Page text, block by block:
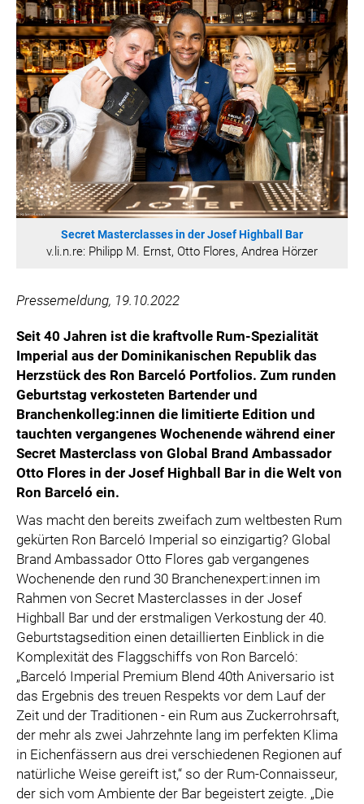
Ron Barceló
Costa Coffee
Glendalough
Caffè Vergnano
Naked Malt
Finlandia
RÖMERQUELLE
ÖSTERREICHISCHE SPORTHILFE
KESCH
SPORTS MEDIA AUSTRIA
RECYCLEMICH-INITIATIVE
ALFIES
HANNERSBERG
WILHELM-EXNER-MEDAILLEN STIFTUNG
ADMIRAL SPORTWETTEN
EWP RECYCLING PFAND ÖSTERREICH
ANNEMARIE CHARITY
IMPERIAL MARKETS
TRÄGERVEREIN EINWEGPFAND
SPECIAL OLYMPICS ÖSTERREICH
MEDIA
LOGOS
COCA COLA
PRESSEKONTAKT
Secret Masterclasses in der Josef Highball Bar
v.li.n.re: Philipp M. Ernst, Otto Flores, Andrea Hörzer
Pressemeldung, 19.10.2022
Seit 40 Jahren ist die kraftvolle Rum-Spezialität
Imperial aus der Dominikanischen Republik das
Herzstück des Ron Barceló Portfolios. Zum runden
Geburtstag verkosteten Bartender und
Branchenkolleg:innen die limitierte Edition und
tauchten vergangenes Wochenende während einer
Secret Masterclass von Global Brand Ambassador
Otto Flores in der Josef Highball Bar in die Welt von
Ron Barceló ein.
Was macht den bereits zweifach zum weltbesten Rum
gekürten Ron Barceló Imperial so einzigartig? Global
Brand Ambassador Otto Flores gab vergangenes
Wochenende den rund 30 Branchenexpert:innen im
Rahmen von Secret Masterclasses in der Josef
Highball Bar und der erstmaligen Verkostung der 40.
Geburtstagsedition einen detaillierten Einblick in die
Komplexität des Flaggschiffs von Ron Barceló:
„Barceló Imperial Premium Blend 40th Aniversario ist
das Ergebnis des treuen Respekts vor dem Lauf der
Zeit und der Traditionen - ein Rum aus Zuckerrohrsaft,
der mehr als zwei Jahrzehnte lang im perfekten Klima
in Eichenfässern aus drei verschiedenen Regionen auf
natürliche Weise gereift ist,“ so der Rum-Connaisseur,
der sich vom Ambiente der Bar begeistert zeigte. „Die